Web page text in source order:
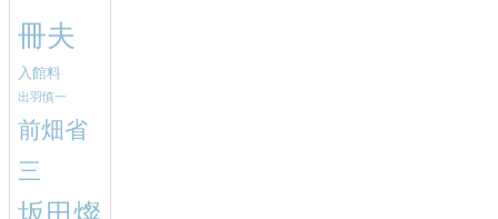
冊夫
入館料
出羽慎一
前畑省
三